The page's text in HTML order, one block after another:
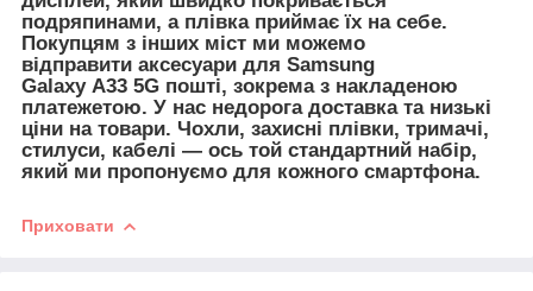
подряпинами, а плівка приймає їх на себе.
Покупцям з інших міст ми можемо
відправити аксесуари для Samsung
Galaxy A33 5G пошті, зокрема з накладеною
платежетою. У нас недорога доставка та низькі
ціни на товари. Чохли, захисні плівки, тримачі,
стилуси, кабелі — ось той стандартний набір,
який ми пропонуємо для кожного смартфона.
Приховати